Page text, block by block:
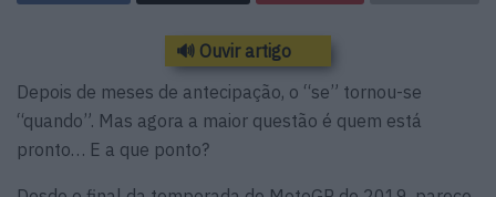
🔊 Ouvir artigo
Depois de meses de antecipação, o “se” tornou-se
“quando”. Mas agora a maior questão é quem está
pronto… E a que ponto?